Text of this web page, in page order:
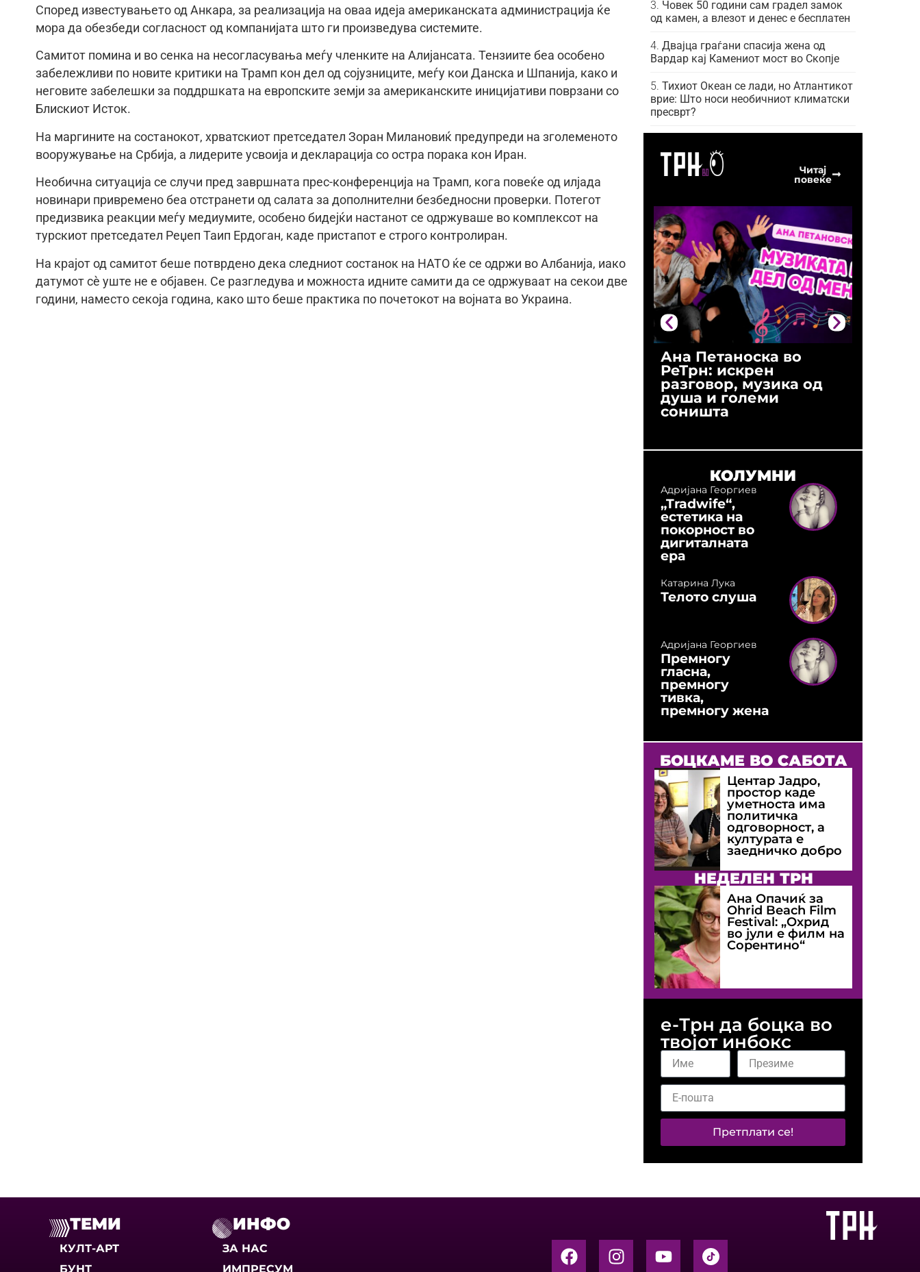
Според известувањето од Анкара, за реализација на оваа идеја американската администрација ќе
мора да обезбеди согласност од компанијата што ги произведува системите.
Самитот помина и во сенка на несогласувања меѓу членките на Алијансата. Тензиите беа особено
забележливи по новите критики на Трамп кон дел од сојузниците, меѓу кои Данска и Шпанија, како и
неговите забелешки за поддршката на европските земји за американските иницијативи поврзани со
Блискиот Исток.
На маргините на состанокот, хрватскиот претседател Зоран Милановиќ предупреди на зголеменото
вооружување на Србија, а лидерите усвоија и декларација со остра порака кон Иран.
Необична ситуација се случи пред завршната прес-конференција на Трамп, кога повеќе од илјада
новинари привремено беа отстранети од салата за дополнителни безбедносни проверки. Потегот
предизвика реакции меѓу медиумите, особено бидејќи настанот се одржуваше во комплексот на
турскиот претседател Реџеп Таип Ердоган, каде пристапот е строго контролиран.
На крајот од самитот беше потврдено дека следниот состанок на НАТО ќе се одржи во Албанија, иако
датумот сè уште не е објавен. Се разгледува и можноста идните самити да се одржуваат на секои две
години, наместо секоја година, како што беше практика по почетокот на војната во Украина.
Човек 50 години сам градел замок
од камен, а влезот и денес е бесплатен
Двајца граѓани спасија жена од
Вардар кај Камениот мост во Скопје
Тихиот Океан се лади, но Атлантикот
врие: Што носи необичниот климатски
пресврт?
Читај
повеќе
Ана Петаноска во
РеТрн: искрен
разговор, музика од
душа и големи
соништа
КОЛУМНИ
Адријана Георгиев
„Tradwife“,
естетика на
покорност во
дигиталната
ера
Катарина Лука
Телото слуша
Адријана Георгиев
Премногу
гласна,
премногу
тивка,
премногу жена
БОЦКАМЕ ВО САБОТА
Центар Јадро,
простор каде
уметноста има
политичка
одговорност, а
културата е
заедничко добро
НЕДЕЛЕН ТРН
Ана Опачиќ за
Оhrid Beach Film
Festival: „Охрид
во јули е филм на
Сорентино“
е-Трн да боцка во
твојот инбокс
Претплати се!
ТЕМИ
КУЛТ-АРТ
БУНТ
ИНФО
ЗА НАС
ИМПРЕСУМ